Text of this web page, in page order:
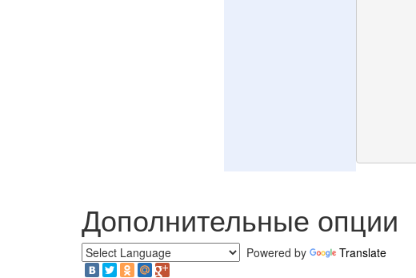
Дополнительные опции
Powered by Translate